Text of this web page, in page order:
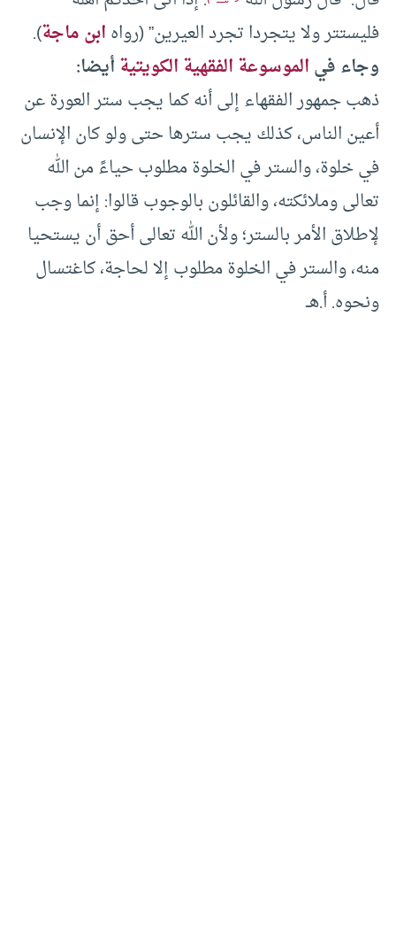
فليستتر ولا يتجردا تجرد العيرين” (رواهابن ماجة).
وجاء فيالموسوعة الفقهية الكويتيةأيضا:
ذهب جمهور الفقهاء إلى أنه كما يجب ستر العورة عن
أعين الناس، كذلك يجب سترها حتى ولو كان الإنسان
في خلوة، والستر في الخلوة مطلوب حياءً من الله
تعالى وملائكته، والقائلون بالوجوب قالوا: إنما وجب
لإطلاق الأمر بالستر؛ ولأن الله تعالى أحق أن يستحيا
منه، والستر في الخلوة مطلوب إلا لحاجة، كاغتسال
ونحوه. أ.هــ